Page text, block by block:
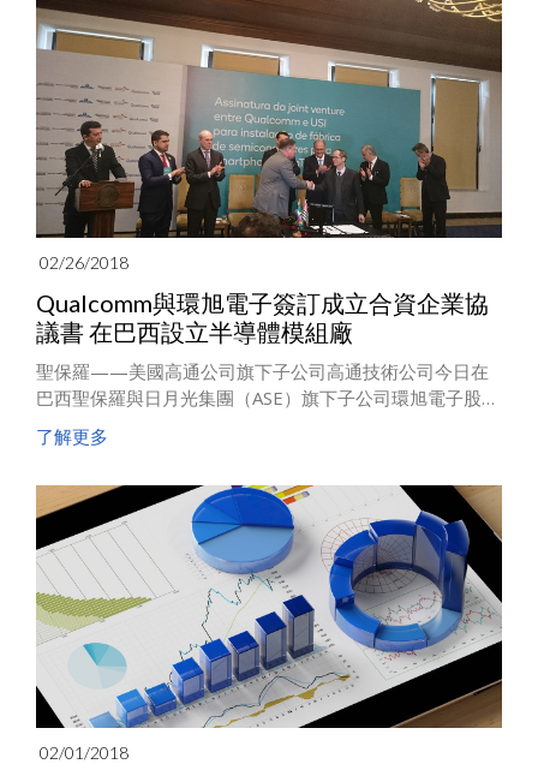
市物聯網等各種場景的應用。
02/26/2018
Qualcomm與環旭電子簽訂成立合資企業協
議書 在巴西設立半導體模組廠
聖保羅——美國高通公司旗下子公司高通技術公司今日在
巴西聖保羅與日月光集團（ASE）旗下子公司環旭電子股份
有限公司（USI）簽訂了一份成立合資企業的協議書。該合
資企業將專注於在巴西聖保羅設立一個半導體模組廠，專
與零組件。目前，這一合資尚有一些成交條件有待達成。
了解更多
02/01/2018